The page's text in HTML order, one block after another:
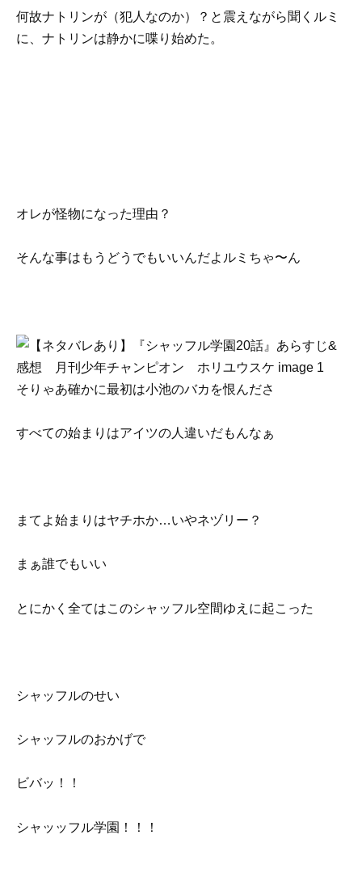
何故ナトリンが（犯人なのか）？と震えながら聞くルミ
に、ナトリンは静かに喋り始めた。
オレが怪物になった理由？
そんな事はもうどうでもいいんだよルミちゃ〜ん
そりゃあ確かに最初は小池のバカを恨んださ
すべての始まりはアイツの人違いだもんなぁ
まてよ始まりはヤチホか…いやネヅリー？
まぁ誰でもいい
とにかく全てはこのシャッフル空間ゆえに起こった
シャッフルのせい
シャッフルのおかげで
ビバッ！！
シャッッフル学園！！！